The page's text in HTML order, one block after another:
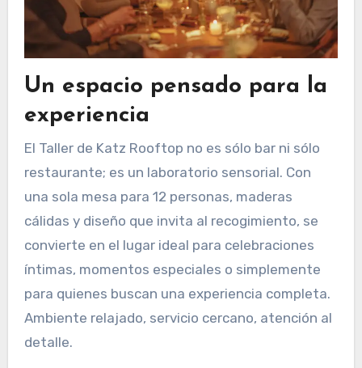
Un espacio pensado para la
experiencia
El Taller de Katz Rooftop no es sólo bar ni sólo
restaurante; es un laboratorio sensorial. Con
una sola mesa para 12 personas, maderas
cálidas y diseño que invita al recogimiento, se
convierte en el lugar ideal para celebraciones
íntimas, momentos especiales o simplemente
para quienes buscan una experiencia completa.
Ambiente relajado, servicio cercano, atención al
detalle.